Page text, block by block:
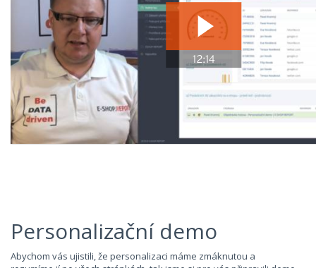
Personalizační demo
Abychom vás ujistili, že personalizaci máme zmáknutou a